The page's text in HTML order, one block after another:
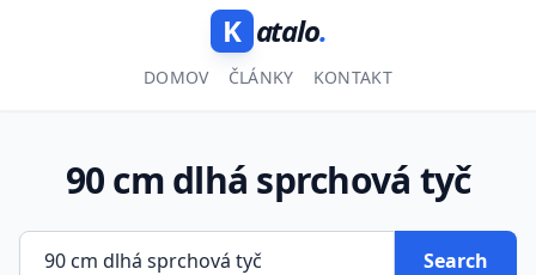
K atalo.
DOMOV ČLÁNKY KONTAKT
90 cm dlhá sprchová tyč
Search